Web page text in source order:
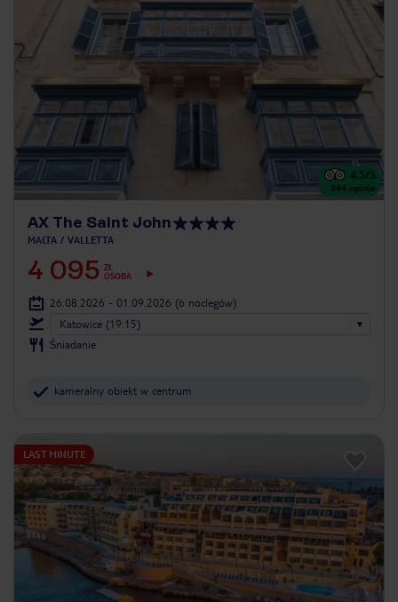
4.5/5
244 opinie
AX The Saint John
MALTA VALLETTA
4 095 ZŁ
OSOBA
26.08.2026 - 01.09.2026 (6 noclegów)
Katowice (19:15)
Śniadanie
kameralny obiekt w centrum
LAST MINUTE